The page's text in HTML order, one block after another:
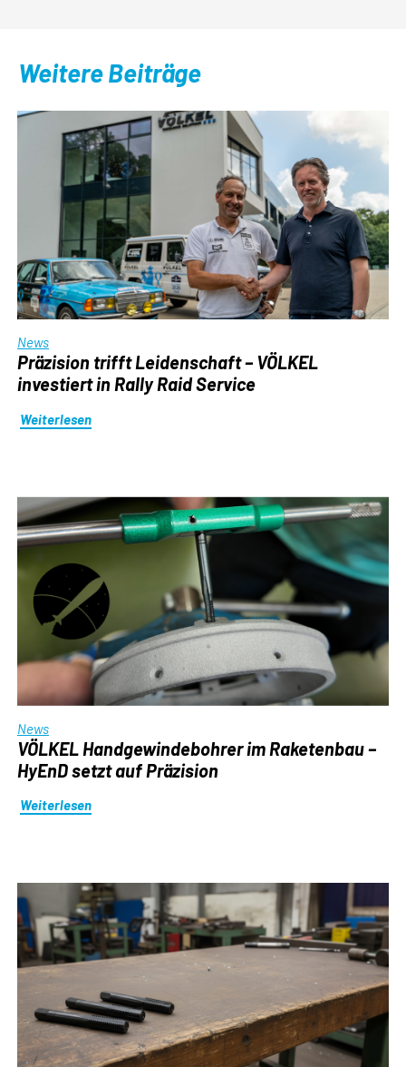
Weitere Beiträge
News
Präzision trifft Leidenschaft – VÖLKEL
investiert in Rally Raid Service
Weiterlesen
News
VÖLKEL Handgewindebohrer im Raketenbau –
HyEnD setzt auf Präzision
Weiterlesen